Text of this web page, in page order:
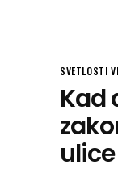
SVETLOSTI
Kad
ulice